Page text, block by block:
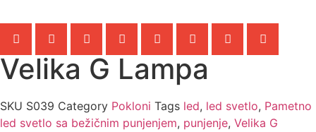
Velika G Lampa
SKU S039 Category Pokloni Tags led, led svetlo, Pametno
led svetlo sa bežičnim punjenjem, punjenje, Velika G